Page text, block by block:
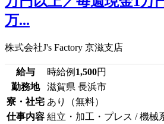
万...
株式会社J's Factory 京滋支店
給与 時給例 1,500円
勤務地
滋賀県 長浜市
寮・社宅 あり（無料）
仕事内容 組立・加工・プレス / 機械